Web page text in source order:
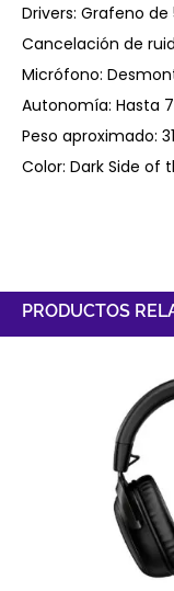
Drivers: Grafeno
Cancelación de
Micrófono:
Autonomía: Hasta
Peso aproximado:
Color: Dark Side of
PRODUCTOS